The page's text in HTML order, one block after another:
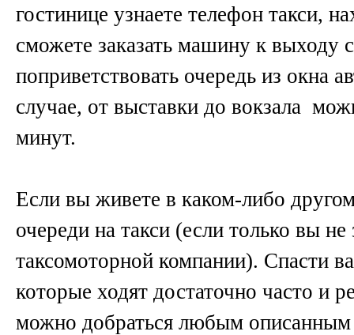
гостинице узнаете телефон такси,
сможете заказать машину к выходу
поприветствовать очередь из окна
случае, от выставки до вокзала
минут.
Если вы живете в каком-либо
очереди на такси (если только вы
таксомоторной компании). Спасти
которые ходят достаточно часто и
можно добраться любым